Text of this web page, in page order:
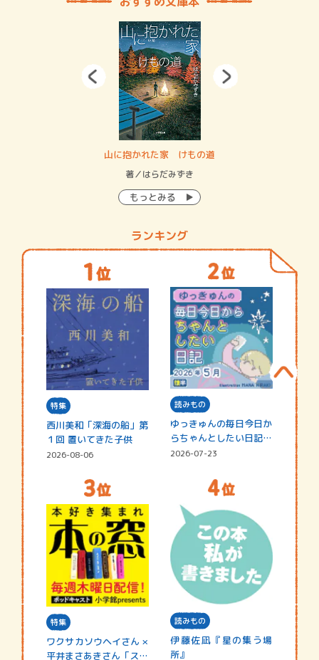
山に抱かれた家 けもの道
著／はらだみずき
もっとみる
ランキング
特集
西川美和「深海の船」第
１回 置いてきた子供
2026-08-06
読みもの
ゆっきゅんの毎日今日か
らちゃんとしたい日記
☆202…
2026-07-23
特集
ワクサカソウヘイさん ×
平井まさあきさん「スペ
読みもの
伊藤佐凪『星の集う場
所』